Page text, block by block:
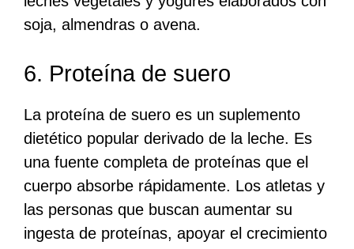
soja, almendras o avena.
6. Proteína de suero
La proteína de suero es un suplemento
dietético popular derivado de la leche. Es
una fuente completa de proteínas que el
cuerpo absorbe rápidamente. Los atletas y
las personas que buscan aumentar su
ingesta de proteínas, apoyar el crecimiento